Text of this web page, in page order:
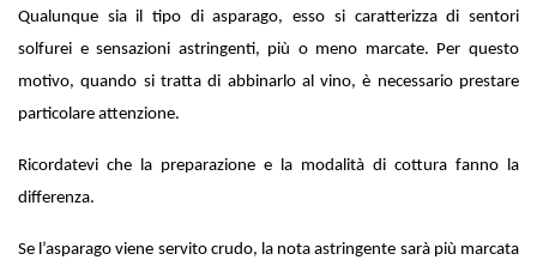
Qualunque sia il tipo di asparago, esso si caratterizza di sentori
solfurei e sensazioni astringenti, più o meno marcate. Per questo
motivo, quando si tratta di abbinarlo al vino, è necessario prestare
particolare attenzione.
Ricordatevi che la preparazione e la modalità di cottura fanno la
differenza.
Se l’asparago viene servito crudo, la nota astringente sarà più marcata